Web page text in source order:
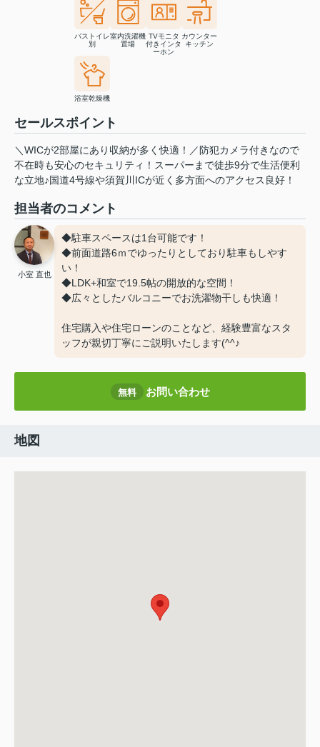
バストイレ
別
室内洗濯機
置場
TVモニタ
付きインタ
ーホン
カウンター
キッチン
浴室乾燥機
セールスポイント
＼WICが2部屋にあり収納が多く快適！／防犯カメラ付きなので
不在時も安心のセキュリティ！スーパーまで徒歩9分で生活便利
な立地♪国道4号線や須賀川ICが近く多方面へのアクセス良好！
担当者のコメント
小室 直也
◆駐車スペースは1台可能です！
◆前面道路6ｍでゆったりとしており駐車もしやす
い！
◆LDK+和室で19.5帖の開放的な空間！
◆広々としたバルコニーでお洗濯物干しも快適！
住宅購入や住宅ローンのことなど、経験豊富なスタ
ッフが親切丁寧にご説明いたします(^^♪
無料 お問い合わせ
地図